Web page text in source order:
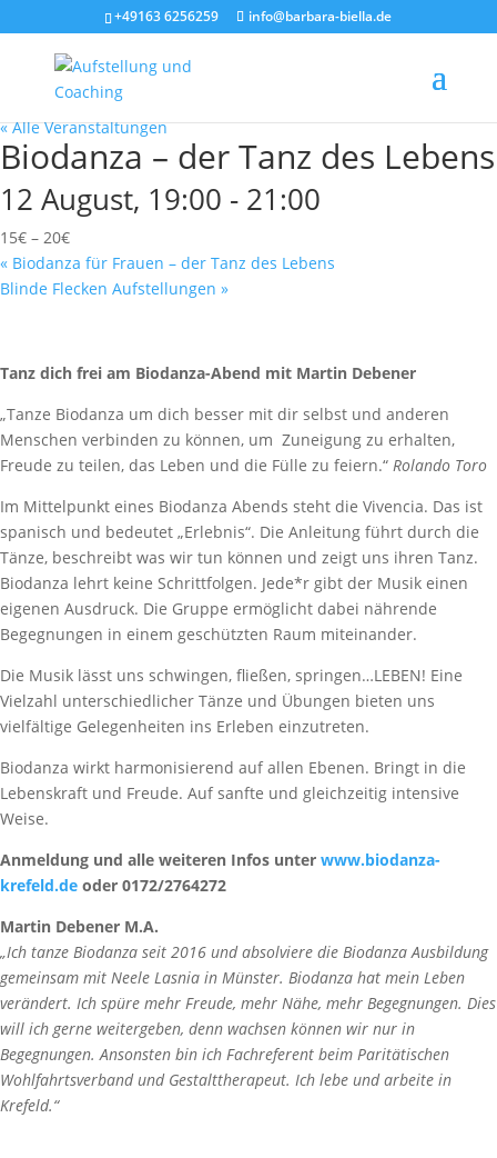
+49163 6256259 info@barbara-biella.de
« Alle Veranstaltungen
Biodanza – der Tanz des Lebens
12 August, 19:00 - 21:00
15€ – 20€
« Biodanza für Frauen – der Tanz des Lebens
Blinde Flecken Aufstellungen »
Tanz dich frei am Biodanza-Abend mit Martin Debener
„Tanze Biodanza um dich besser mit dir selbst und anderen
Menschen verbinden zu können, um Zuneigung zu erhalten,
Freude zu teilen, das Leben und die Fülle zu feiern.“ Rolando Toro
Im Mittelpunkt eines Biodanza Abends steht die Vivencia. Das ist
spanisch und bedeutet „Erlebnis“. Die Anleitung führt durch die
Tänze, beschreibt was wir tun können und zeigt uns ihren Tanz.
Biodanza lehrt keine Schrittfolgen. Jede*r gibt der Musik einen
eigenen Ausdruck. Die Gruppe ermöglicht dabei nährende
Begegnungen in einem geschützten Raum miteinander.
Die Musik lässt uns schwingen, fließen, springen…LEBEN! Eine
Vielzahl unterschiedlicher Tänze und Übungen bieten uns
vielfältige Gelegenheiten ins Erleben einzutreten.
Biodanza wirkt harmonisierend auf allen Ebenen. Bringt in die
Lebenskraft und Freude. Auf sanfte und gleichzeitig intensive
Weise.
Anmeldung und alle weiteren Infos unter www.biodanza-
krefeld.de oder 0172/2764272
Martin Debener M.A.
„Ich tanze Biodanza seit 2016 und absolviere die Biodanza Ausbildung
gemeinsam mit Neele Lasnia in Münster. Biodanza hat mein Leben
verändert. Ich spüre mehr Freude, mehr Nähe, mehr Begegnungen. Dies
will ich gerne weitergeben, denn wachsen können wir nur in
Begegnungen. Ansonsten bin ich Fachreferent beim Paritätischen
Wohlfahrtsverband und Gestalttherapeut. Ich lebe und arbeite in
Krefeld.“